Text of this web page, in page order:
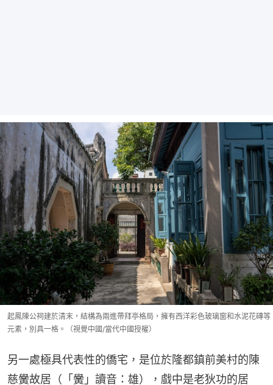
起鳳陳公祠建於清末，結構為兩進帶拜亭格局，擁有西洋彩色玻璃窗和水泥花磚等
元素，別具一格。（視覺中國/當代中國授權）
另一處極具代表性的僑宅，是位於隆都鎮前美村的陳
慈黌故居（「黌」讀音：雄），戲中是老狄功的居